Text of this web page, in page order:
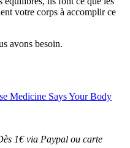
votre corps à accomplir ce
avons besoin.
Medicine Says Your Body
1€ via Paypal ou carte